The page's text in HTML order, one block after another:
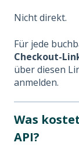
Nicht direkt.
Für jede
Checkout-
über diesen
anmelden.
Was
API?